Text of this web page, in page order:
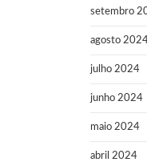
setembro
agosto
julho 2024
junho 2024
maio 2024
abril 2024